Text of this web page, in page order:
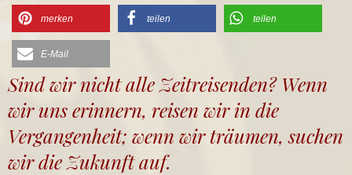
Soul Quotes
Soul Life
Soul People
Soul Travel
merken teilen teilen
E-Mail
Sind wir nicht alle Zeitreisenden? Wenn
wir uns erinnern, reisen wir in die
Vergangenheit; wenn wir träumen, suchen
wir die Zukunft auf.